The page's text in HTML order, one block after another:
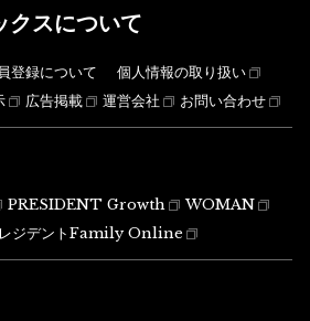
クスについて
登録について
個人情報の取り扱い
広告掲載 運営会社 お問い合わせ
PRESIDENT Growth
WOMAN
ジデントFamily Online